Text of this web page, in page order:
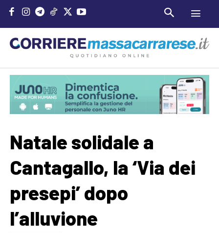
Natale solidale a
Cantagallo, la ‘Via dei
presepi’ dopo
l’alluvione